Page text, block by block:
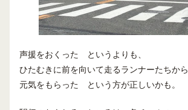
声援をおくった というよりも、
ひたむきに前を向いて走るランナーたちから
元気をもらった という方が正しいかも。